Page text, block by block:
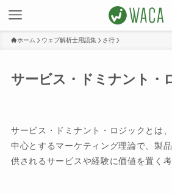
ホーム ウェブ解析士用語集 さ行
サービス・ドミナント・
サービス・ドミナント・ロジックとは
中心とするマーケティング理論で、製
供されるサービスや経験に価値を置く考